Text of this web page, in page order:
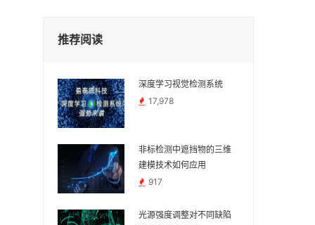
推荐阅读
深度学习视觉检测系统
17,978
非标检测中遮挡物的三维
建模技术如何应用
917
光源强度调整对不同缺陷